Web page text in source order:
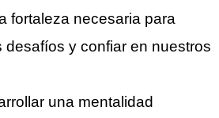
fortaleza necesaria para
desafíos y confiar en nuestros
una mentalidad